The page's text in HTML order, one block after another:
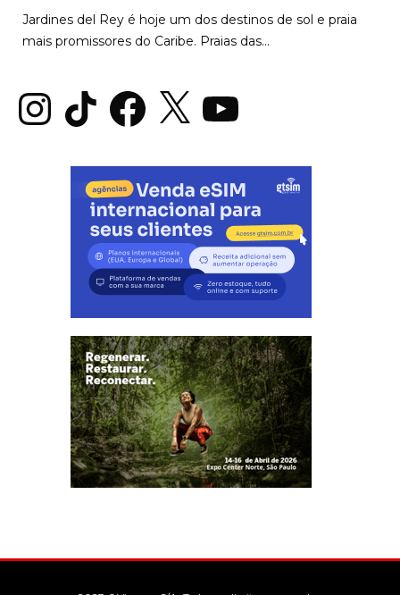
Jardines del Rey é hoje um dos destinos de sol e praia
mais promissores do Caribe. Praias das...
InstagramTikTok Facebook
X YouTube